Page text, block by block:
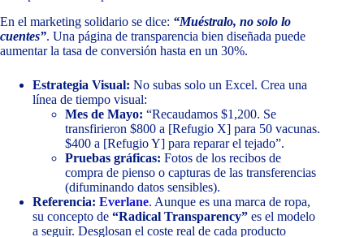
En el marketing solidario se dice: “Muéstralo, no solo lo
cuentes”. Una página de transparencia bien diseñada puede
aumentar la tasa de conversión hasta en un 30%.
Estrategia Visual: No subas solo un Excel. Crea una
línea de tiempo visual:
Mes de Mayo: “Recaudamos $1,200. Se
transfirieron $800 a [Refugio X] para 50 vacunas.
$400 a [Refugio Y] para reparar el tejado”.
Pruebas gráficas: Fotos de los recibos de
compra de pienso o capturas de las transferencias
(difuminando datos sensibles).
Referencia: Everlane. Aunque es una marca de ropa,
su concepto de “Radical Transparency” es el modelo
a seguir. Desglosan el coste real de cada producto